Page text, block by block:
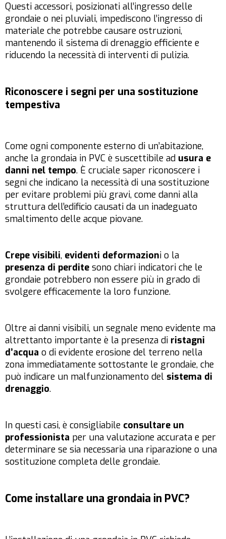
Questi accessori, posizionati all’ingresso delle
grondaie o nei pluviali, impediscono l’ingresso di
materiale che potrebbe causare ostruzioni,
mantenendo il sistema di drenaggio efficiente e
riducendo la necessità di interventi di pulizia.
Riconoscere i segni per una sostituzione
tempestiva
Come ogni componente esterno di un’abitazione,
anche la grondaia in PVC è suscettibile ad usura e
danni nel tempo. È cruciale saper riconoscere i
segni che indicano la necessità di una sostituzione
per evitare problemi più gravi, come danni alla
struttura dell’edificio causati da un inadeguato
smaltimento delle acque piovane.
Crepe visibili, evidenti deformazioni o la
presenza di perdite sono chiari indicatori che le
grondaie potrebbero non essere più in grado di
svolgere efficacemente la loro funzione.
Oltre ai danni visibili, un segnale meno evidente ma
altrettanto importante è la presenza di ristagni
d’acqua o di evidente erosione del terreno nella
zona immediatamente sottostante le grondaie, che
può indicare un malfunzionamento del sistema di
drenaggio.
In questi casi, è consigliabile consultare un
professionista per una valutazione accurata e per
determinare se sia necessaria una riparazione o una
sostituzione completa delle grondaie.
Come installare una grondaia in PVC?